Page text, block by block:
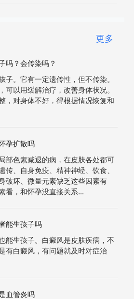
更多
吗？会传染吗？
子。它有一定遗传性，但不传染。
可以用缓解治疗，改善身体状况。
，对身体不好，得根据情况恢复和
孕扩散吗
部色素减退的病，在皮肤各处都可
传、自身免疫、精神神经、饮食、
破坏、微量元素缺乏这些因素有
看，和怀孕没直接关系...
能生孩子吗
能生孩子。白癜风是皮肤疾病，不
有白癜风，有问题就及时对症治
血管炎吗